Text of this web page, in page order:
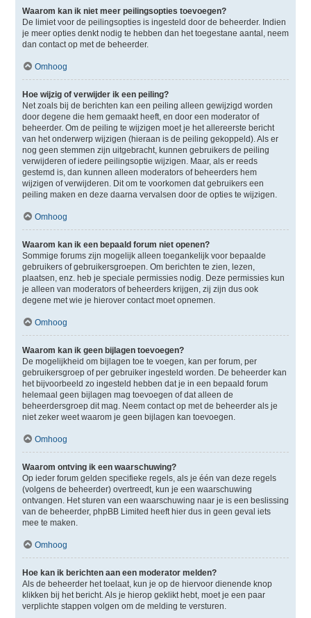
Waarom kan ik niet meer peilingsopties toevoegen?
De limiet voor de peilingsopties is ingesteld door de beheerder. Indien
je meer opties denkt nodig te hebben dan het toegestane aantal, neem
dan contact op met de beheerder.
Omhoog
Hoe wijzig of verwijder ik een peiling?
Net zoals bij de berichten kan een peiling alleen gewijzigd worden
door degene die hem gemaakt heeft, en door een moderator of
beheerder. Om de peiling te wijzigen moet je het allereerste bericht
van het onderwerp wijzigen (hieraan is de peiling gekoppeld). Als er
nog geen stemmen zijn uitgebracht, kunnen gebruikers de peiling
verwijderen of iedere peilingsoptie wijzigen. Maar, als er reeds
gestemd is, dan kunnen alleen moderators of beheerders hem
wijzigen of verwijderen. Dit om te voorkomen dat gebruikers een
peiling maken en deze daarna vervalsen door de opties te wijzigen.
Omhoog
Waarom kan ik een bepaald forum niet openen?
Sommige forums zijn mogelijk alleen toegankelijk voor bepaalde
gebruikers of gebruikersgroepen. Om berichten te zien, lezen,
plaatsen, enz. heb je speciale permissies nodig. Deze permissies kun
je alleen van moderators of beheerders krijgen, zij zijn dus ook
degene met wie je hierover contact moet opnemen.
Omhoog
Waarom kan ik geen bijlagen toevoegen?
De mogelijkheid om bijlagen toe te voegen, kan per forum, per
gebruikersgroep of per gebruiker ingesteld worden. De beheerder kan
het bijvoorbeeld zo ingesteld hebben dat je in een bepaald forum
helemaal geen bijlagen mag toevoegen of dat alleen de
beheerdersgroep dit mag. Neem contact op met de beheerder als je
niet zeker weet waarom je geen bijlagen kan toevoegen.
Omhoog
Waarom ontving ik een waarschuwing?
Op ieder forum gelden specifieke regels, als je één van deze regels
(volgens de beheerder) overtreedt, kun je een waarschuwing
ontvangen. Het sturen van een waarschuwing naar je is een beslissing
van de beheerder, phpBB Limited heeft hier dus in geen geval iets
mee te maken.
Omhoog
Hoe kan ik berichten aan een moderator melden?
Als de beheerder het toelaat, kun je op de hiervoor dienende knop
klikken bij het bericht. Als je hierop geklikt hebt, moet je een paar
verplichte stappen volgen om de melding te versturen.